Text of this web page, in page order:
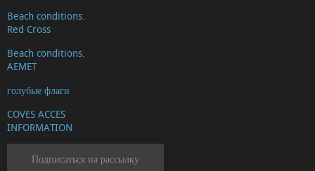
Beach conditions.
Red Cross
Beach conditions.
AEMET
голубые флаги
COVES ACCES
INFORMATION
Подписаться на рассылку